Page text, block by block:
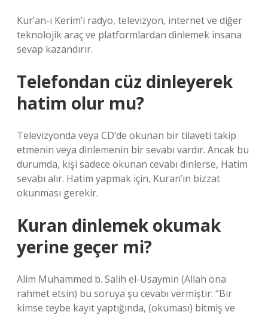
Kur’an-ı Kerim’i radyo, televizyon, internet ve diğer
teknolojik araç ve platformlardan dinlemek insana
sevap kazandırır.
Telefondan cüz dinleyerek
hatim olur mu?
Televizyonda veya CD’de okunan bir tilaveti takip
etmenin veya dinlemenin bir sevabı vardır. Ancak bu
durumda, kişi sadece okunan cevabı dinlerse, Hatim
sevabı alır. Hatim yapmak için, Kuran’ın bizzat
okunması gerekir.
Kuran dinlemek okumak
yerine geçer mi?
Alim Muhammed b. Salih el-Usaymin (Allah ona
rahmet etsin) bu soruya şu cevabı vermiştir: “Bir
kimse teybe kayıt yaptığında, (okuması) bitmiş ve